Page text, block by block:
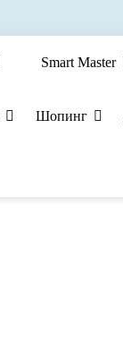
Smart Master
Шопинг